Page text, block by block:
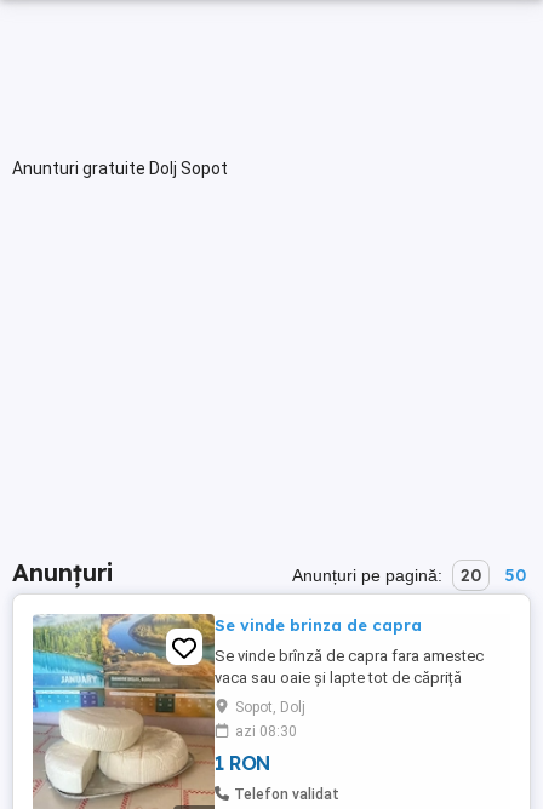
Anunturi gratuite Dolj Sopot
Anunțuri Anunțuri pe pagină: 20 50
Se vinde brinza de capra
Se vinde brînză de capra fara amestec
vaca sau oaie și lapte tot de căpriță
disponibil pentru cei interesati pentru
comenzi mă puteți contacta la telf . și pot
sa aduc comenzile simbata in craiova
Sopot, Dolj
azi 08:30
1 RON
Telefon validat